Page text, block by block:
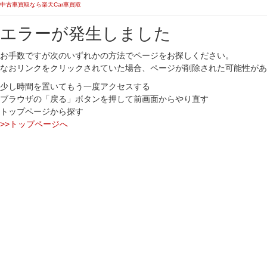
中古車買取なら楽天Car車買取
エラーが発生しました
お手数ですが次のいずれかの方法でページをお探しください。
なおリンクをクリックされていた場合、ページが削除された可能性が
少し時間を置いてもう一度アクセスする
ブラウザの「戻る」ボタンを押して前画面からやり直す
トップページから探す
>>トップページへ